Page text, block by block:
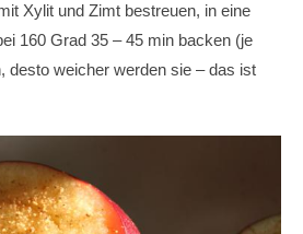
Xylit und Zimt bestreuen, in eine
160 Grad 35 – 45 min backen (je
desto weicher werden sie – das ist